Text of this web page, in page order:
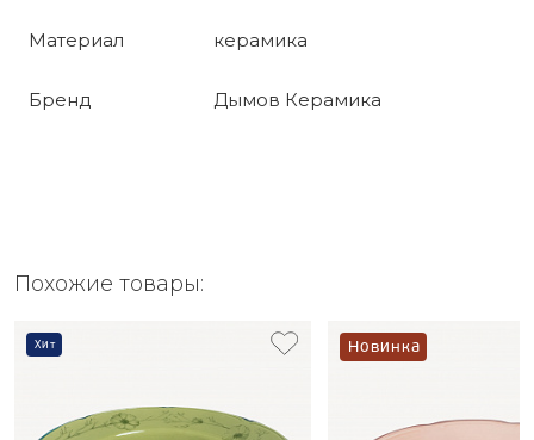
Материал керамика
Бренд Дымов Керамика
Похожие товары:
Хит Новинка